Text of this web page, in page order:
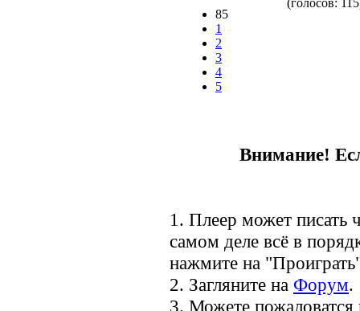
85
1
2
3
4
5
(голосов:
Внимание!
1. Плеер может писать
самом деле всё в
нажмите на
2. Загляните на Форум.
3. Можете